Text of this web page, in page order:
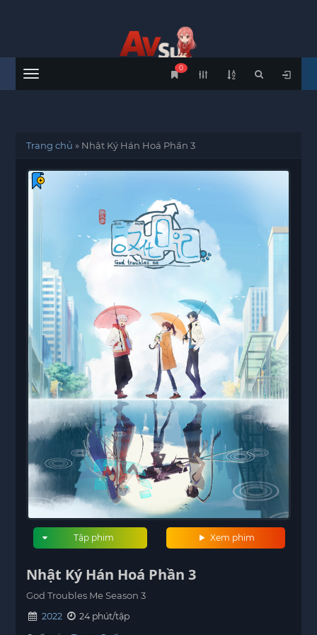
Menu
0
Trang chủ » Nhật Ký Hán Hoá Phần 3
Xem phim
Tập phim
Nhật Ký Hán Hoá Phần 3
God Troubles Me Season 3
2022
24 phút/tập